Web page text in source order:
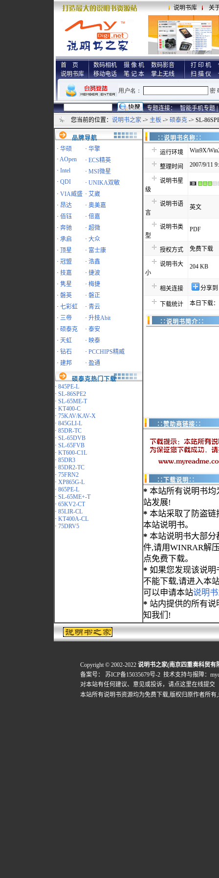
说明书库 关
首 页
说明书库
数码相机 摄 像 机
数码影音
移动电话
笔 记 本 掌上无线
打 印 机
扫 描 仪
专题连接： 智能手机专题 |
您当前的位置： 说明书之家 -> 主板 -> 硕泰克 -> SL-
品牌导航
· 华硕 · 华擎
· AOpen · ECS精英
· Intel · MSI微星
· QDI · UNIKA双敏
· VIA威盛 · 艾崴
· 昂达 · 奥美嘉
· 佰钰 · 倍嘉
· 奔驰 · 超微
· 承启 · 大众
·
顶星 · 富士康
· 冠盟 · 浩鑫
· 技嘉 · 捷波
· 隽星 · 梅捷
· 磐英 · 磐正
· 七彩虹 · 青云
· 三帝 · 升技Abit
· 硕泰克 · 泰安
· 天虹 · 映泰
· 钻石 · PCCHIPS精威
· 建邦 · 盈通
硕泰克热门下载
· 845PE-L
· SL-86SPE2
· SL-65ME-T
· KT400-C
· 75KAV/KAV-X
· 845GLI-L
· 85DR-TC
· SL-65DVB
· SL-65FVB
· KT600-C1L
· 85DR3
· 85DR2-TC
· 75FRN2
· XP865G-L
· 865PE-L
· SL-65ME+-T
· 65KV2-CT
· 85LIR-CL
· KT400A-CL
· 75DRV5
∷说明书名
运行环境 Win9X/
整理时间 2007/9/11
说明书星
级
说明书语
言
英文
说明书类
型
PDF
授权方式 免费下载
说明书大
小
204 KB
相关连接 分享
下载统计 本日下载
∷说明书简介∷
∷赞助商链接∷
∷下载说明∷
* 本站所有说明书均
站发展!
* 本站采取了防盗链
本站说明书。
* 本站说明书大部分
件,请用WINRAR解
点免费下载。
* 如果您发现该说明
不能下载,请进入本
可以申请本站说明
* 站内提供的所有
知我们!
Copyright © 2002-2022 说明书之家(南京四重奏科贸有
备案号：
苏ICP备15035679号-2 技术支持与报障：
对本站有任何建议、意见或投诉， 请点这里在线提交
本站所有说明书资源均为免费下载,版权归原作者所